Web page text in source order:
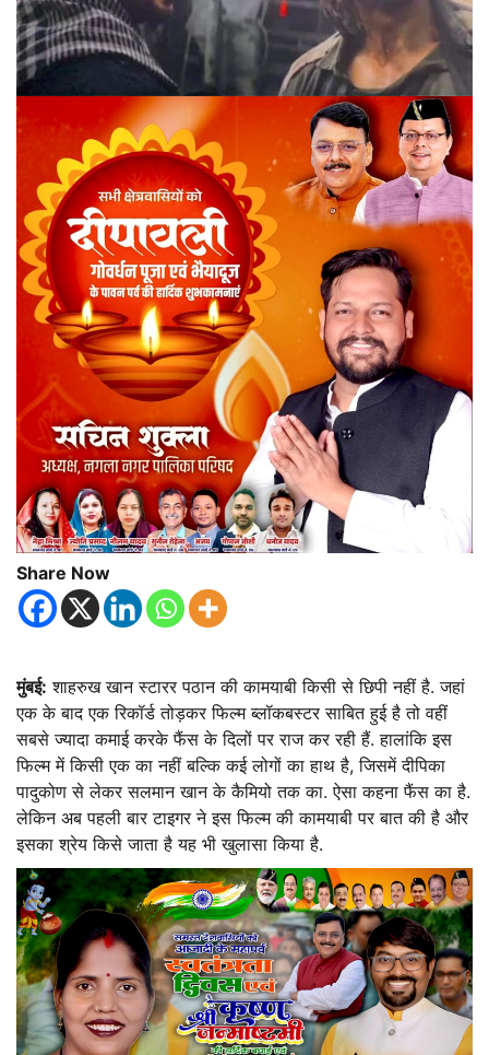
Share Now
मुंबई: शाहरुख खान स्टारर पठान की कामयाबी किसी से छिपी नहीं है. जहां
एक के बाद एक रिकॉर्ड तोड़कर फिल्म ब्लॉकबस्टर साबित हुई है तो वहीं
सबसे ज्यादा कमाई करके फैंस के दिलों पर राज कर रही हैं. हालांकि इस
फिल्म में किसी एक का नहीं बल्कि कई लोगों का हाथ है, जिसमें दीपिका
पादुकोण से लेकर सलमान खान के कैमियो तक का. ऐसा कहना फैंस का है.
लेकिन अब पहली बार टाइगर ने इस फिल्म की कामयाबी पर बात की है और
इसका श्रेय किसे जाता है यह भी खुलासा किया है.